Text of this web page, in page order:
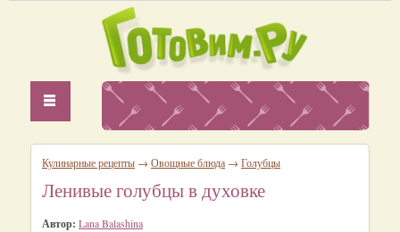
Кулинарные рецепты → Овощные блюда → Голубцы
Ленивые голубцы в духовке
Автор: Lana Balashina